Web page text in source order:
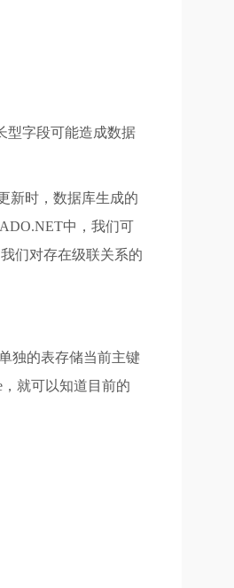
型字段可能造成数据
新时，数据库生成的
中，我们可
们对存在级联关系的
独的表存储当前主键
就可以知道目前的